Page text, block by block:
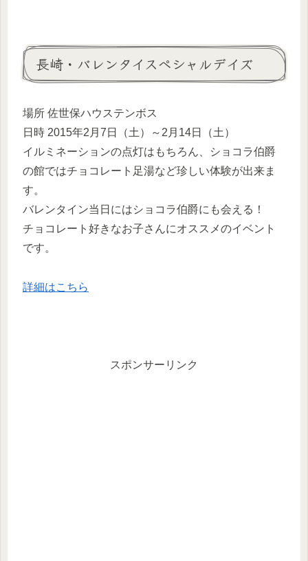
長崎・バレンタイスペシャルデイズ
場所 佐世保ハウステンボス
日時 2015年2月7日（土）～2月14日（土）
イルミネーションの点灯はもちろん、ショコラ伯爵
の館ではチョコレート足湯など珍しい体験が出来ま
す。
バレンタイン当日にはショコラ伯爵にも会える！
チョコレート好きなお子さんにオススメのイベント
です。
詳細はこちら
スポンサーリンク